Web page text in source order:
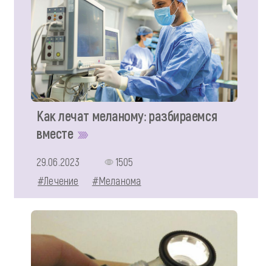
Как лечат меланому: разбираемся
вместе
29.06.2023
1505
#Лечение
#Меланома